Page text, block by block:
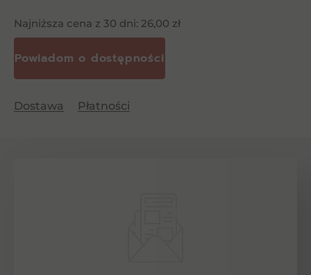
Najniższa cena z 30 dni: 26,00 zł
Dostawa Płatności